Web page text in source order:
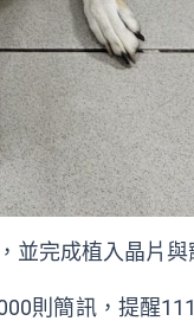
並完成植入晶片與
則簡訊，提醒